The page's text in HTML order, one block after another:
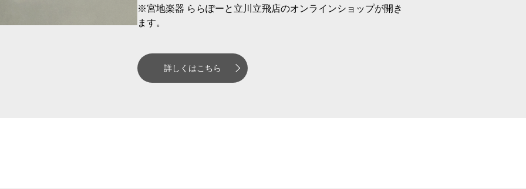
※宮地楽器 ららぽーと立川立飛店のオンラインショップが開き
ます。
詳しくはこちら